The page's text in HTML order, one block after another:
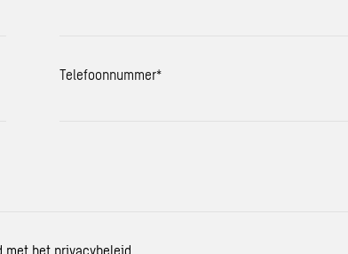
Telefoonnummer*
met het privacybeleid